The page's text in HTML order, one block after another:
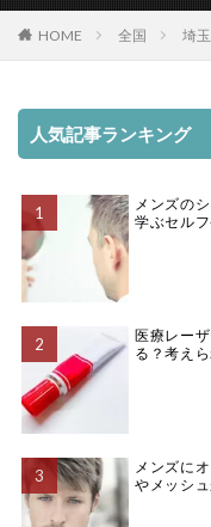
HOME 全国 埼
人気記事ランキング
メンズの
学ぶセル
医療レー
る？考え
メンズに
やメッシ